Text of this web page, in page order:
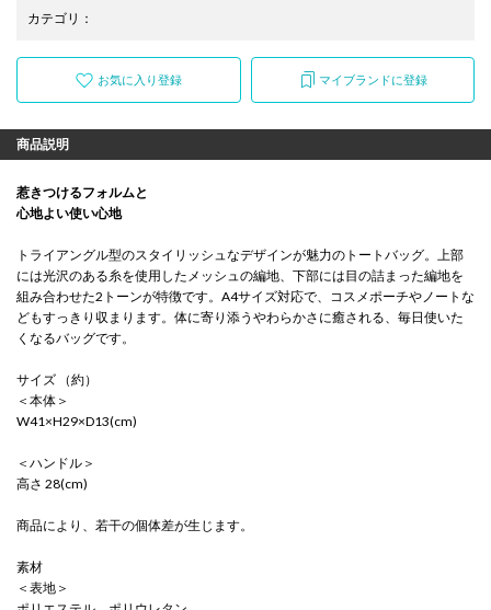
カテゴリ ：
お気に入り登録 マイブランドに登録
商品説明
惹きつけるフォルムと
心地よい使い心地
トライアングル型のスタイリッシュなデザインが魅力のトートバッグ。上部
には光沢のある糸を使用したメッシュの編地、下部には目の詰まった編地を
組み合わせた2トーンが特徴です。A4サイズ対応で、コスメポーチやノートな
どもすっきり収まります。体に寄り添うやわらかさに癒される、毎日使いた
くなるバッグです。
サイズ （約）
＜本体＞
W41×H29×D13(cm)
＜ハンドル＞
高さ 28(cm)
商品により、若干の個体差が生じます。
素材
＜表地＞